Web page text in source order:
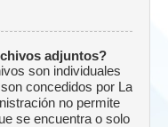
adjuntos?
son individuales
concedidos por La
no permite
se encuentra o solo